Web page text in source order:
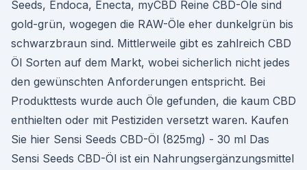
Seeds, Endoca, Enecta, myCBD Reine CBD-Öle sind
gold-grün, wogegen die RAW-Öle eher dunkelgrün bis
schwarzbraun sind. Mittlerweile gibt es zahlreich CBD
Öl Sorten auf dem Markt, wobei sicherlich nicht jedes
den gewünschten Anforderungen entspricht. Bei
Produkttests wurde auch Öle gefunden, die kaum CBD
enthielten oder mit Pestiziden versetzt waren. Kaufen
Sie hier Sensi Seeds CBD-Öl (825mg) - 30 ml Das
Sensi Seeds CBD-Öl ist ein Nahrungsergänzungsmittel